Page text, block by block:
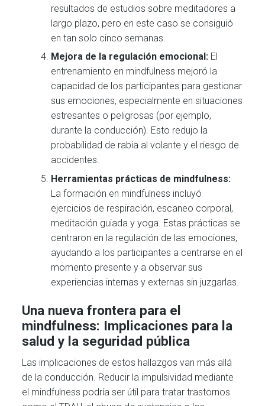
resultados de estudios sobre meditadores a
largo plazo, pero en este caso se consiguió
en tan solo cinco semanas.
Mejora de la regulación emocional: El
entrenamiento en mindfulness mejoró la
capacidad de los participantes para gestionar
sus emociones, especialmente en situaciones
estresantes o peligrosas (por ejemplo,
durante la conducción). Esto redujo la
probabilidad de rabia al volante y el riesgo de
accidentes.
Herramientas prácticas de mindfulness:
La formación en mindfulness incluyó
ejercicios de respiración, escaneo corporal,
meditación guiada y yoga. Estas prácticas se
centraron en la regulación de las emociones,
ayudando a los participantes a centrarse en el
momento presente y a observar sus
experiencias internas y externas sin juzgarlas.
Una nueva frontera para el
mindfulness: Implicaciones para la
salud y la seguridad pública
Las implicaciones de estos hallazgos van más allá
de la conducción. Reducir la impulsividad mediante
el mindfulness podría ser útil para tratar trastornos